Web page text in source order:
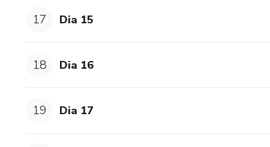
17 Dia 15
18 Dia 16
19 Dia 17